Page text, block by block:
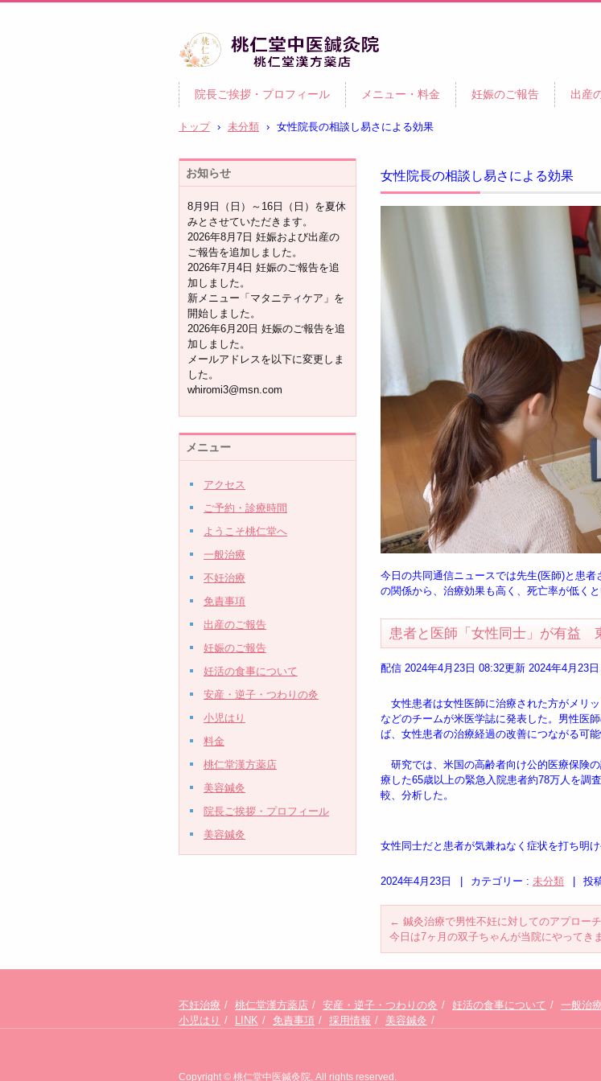
灸・漢方｜桃仁堂中医鍼灸院・
桃仁堂漢方薬店
院長ご挨拶・プロフィール メニュー・料金 妊娠のご報告 出産
トップ › 未分類 › 女性院長の相談し易さによる効果
女性院長の相談し易さによる効果
今日の共同通信ニュースでは先生(医師)と患
の関係から、治療効果も高く、死亡率が低くと
患者と医師「女性同士」が有益
配信 2024年4月23日 08:32更新 2024年4月23
女性患者は女性医師に治療された方がメリ
などのチームが米医学誌に発表した。男性医
ば、女性患者の治療経過の改善につながる可能
研究では、米国の高齢者向け公的医療保険
療した65歳以上の緊急入院患者約78万人を調
較、分析した。
女性同士だと患者が気兼ねなく症状を打ち明
2024年4月23日 カテゴリー : 未分類 投
← 鍼灸治療で男性不妊に対してのアプローチ
今日は7ヶ月の双子ちゃんが当院にやってき
お知らせ
8月9日（日）～16日（日）を夏休
みとさせていただきます。
2026年8月7日 妊娠および出産の
ご報告を追加しました。
2026年7月4日 妊娠のご報告を追
加しました。
新メニュー「マタニティケア」を
開始しました。
2026年6月20日 妊娠のご報告を追
加しました。
メールアドレスを以下に変更しま
した。
whiromi3@msn.com
メニュー
アクセス
ご予約・診療時間
ようこそ桃仁堂へ
一般治療
不妊治療
免責事項
出産のご報告
妊娠のご報告
妊活の食事について
安産・逆子・つわりの灸
小児はり
料金
桃仁堂漢方薬店
美容鍼灸
院長ご挨拶・プロフィール
美容鍼灸
不妊治療 桃仁堂漢方薬店 安産・逆子・つわりの灸 妊活の食事について 一般治療
小児はり
LINK 免責事項 採用情報 美容鍼灸
Copyright © 桃仁堂中医鍼灸院, All rights reserved.